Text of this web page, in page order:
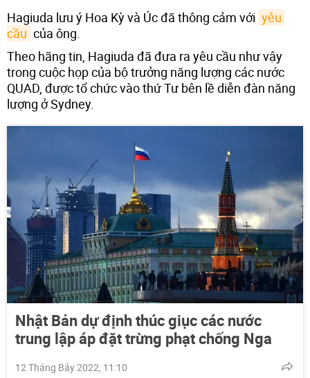
Hagiuda lưu ý Hoa Kỳ và Úc đã thông cảm với yêu
cầu của ông.
Theo hãng tin, Hagiuda đã đưa ra yêu cầu như vậy
trong cuộc họp của bộ trưởng năng lượng các nước
QUAD, được tổ chức vào thứ Tư bên lề diễn đàn năng
lượng ở Sydney.
Nhật Bản dự định thúc giục các nước
trung lập áp đặt trừng phạt chống Nga
12 Tháng Bảy 2022, 11:10